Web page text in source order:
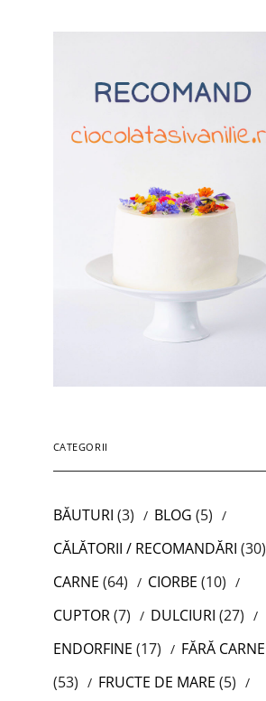
CATEGORII
BĂUTURI (3) BLOG (5)
CĂLĂTORII / RECOMANDĂRI (30)
CARNE (64) CIORBE (10)
CUPTOR(7) DULCIURI (27)
ENDORFINE (17)
FĂRĂ CARNE
(53)
FRUCTE DE MARE (5)